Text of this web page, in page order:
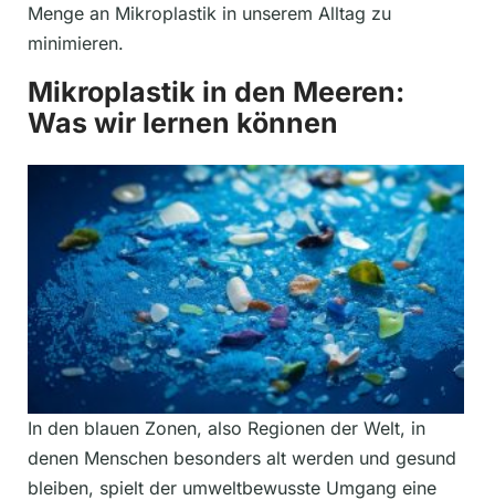
Menge an Mikroplastik in unserem Alltag zu
minimieren.
Mikroplastik in den Meeren:
Was wir lernen können
In den blauen Zonen, also Regionen der Welt, in
denen Menschen besonders alt werden und gesund
bleiben, spielt der umweltbewusste Umgang eine